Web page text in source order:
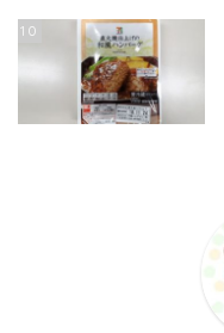
10